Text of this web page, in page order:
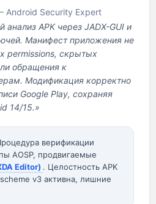
Android Security Expert
анализ APK через JADX-GUI и
Манифест приложения не
permissions, скрытых
обращения к
Модификация корректно
Google Play, сохраняя
14/15.»
верификации
AOSP, продвигаемые
Editor) . Целостность APK
v3 активна, лишние